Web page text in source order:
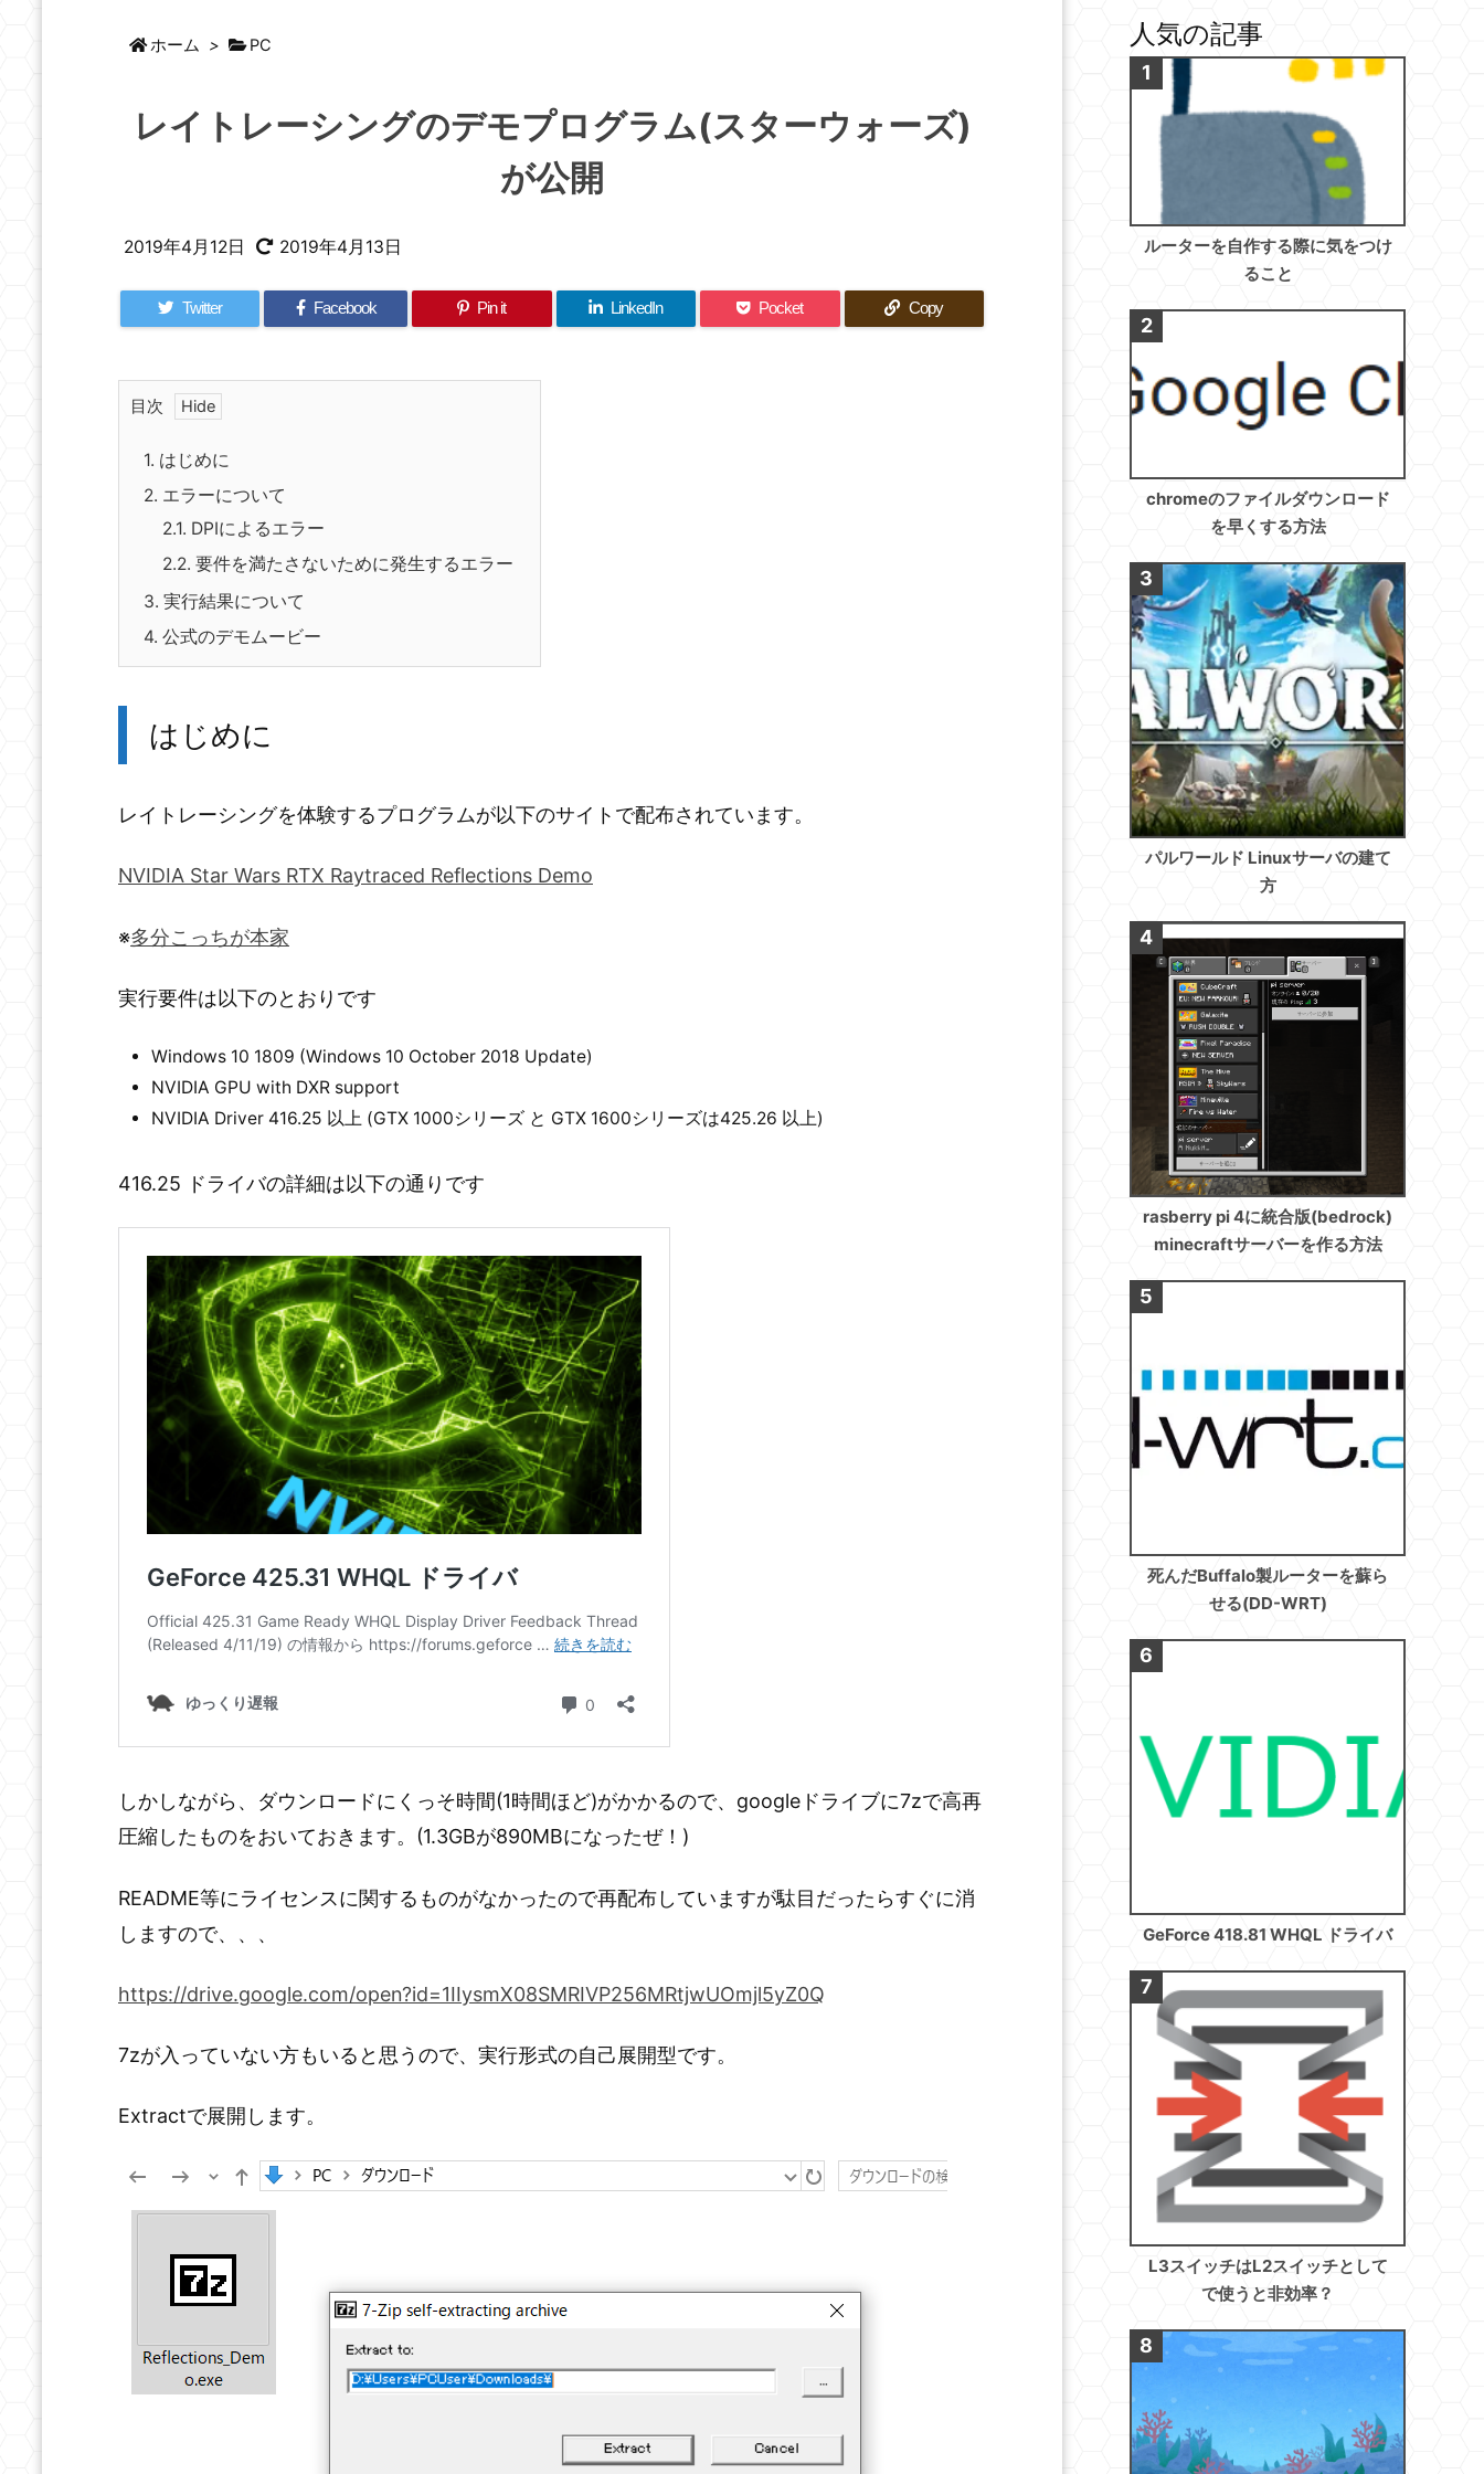
ホーム > PC
レイトレーシングのデモプログラム(スターウォーズ)
が公開
2019年4月12日 2019年4月13日
Twitter Facebook Pin it LinkedIn Pocket Copy
目次
1. はじめに
2. エラーについて
2.1. DPIによるエラー
2.2. 要件を満たさないために発生するエラー
3. 実行結果について
4. 公式のデモムービー
はじめに
レイトレーシングを体験するプログラムが以下のサイトで配布されています。
NVIDIA Star Wars RTX Raytraced Reflections Demo
※多分こっちが本家
実行要件は以下のとおりです
Windows 10 1809 (Windows 10 October 2018 Update)
NVIDIA GPU with DXR support
NVIDIA Driver 416.25 以上 (GTX 1000シリーズ と GTX 1600シリーズは425.26 以上)
416.25 ドライバの詳細は以下の通りです
しかしながら、ダウンロードにくっそ時間(1時間ほど)がかかるので、googleドライブに7zで高再
圧縮したものをおいておきます。(1.3GBが890MBになったぜ！)
README等にライセンスに関するものがなかったので再配布していますが駄目だったらすぐに消
しますので、、、
https://drive.google.com/open?id=1IIysmX08SMRIVP256MRtjwUOmjl5yZ0Q
7zが入っていない方もいると思うので、実行形式の自己展開型です。
Extractで展開します。
人気の記事
ルーターを自作する際に気をつけ
ること
chromeのファイルダウンロード
を早くする方法
パルワールド Linuxサーバの建て
方
rasberry pi 4に統合版(bedrock)
minecraftサーバーを作る方法
死んだBuffalo製ルーターを蘇ら
せる(DD-WRT)
GeForce 418.81 WHQL ドライバ
L3スイッチはL2スイッチとして
で使うと非効率？